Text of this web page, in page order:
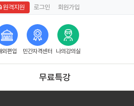
원격지원 로그인 회원가입
외편입 민간자격센터 나의강의실
무료특강